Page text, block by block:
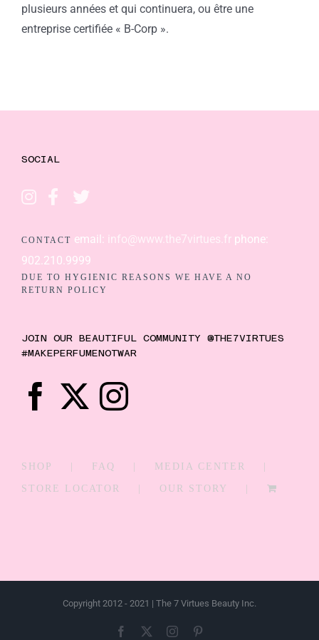
plusieurs années et qui continuera, ou être une
entreprise certifiée « B-Corp ».
SOCIAL
CONTACT email: info@www.the7virtues.fr phone:
902.210.9999
DUE TO HYGIENIC REASONS WE HAVE A NO
RETURN POLICY
JOIN OUR BEAUTIFUL COMMUNITY @THE7VIRTUES
#MAKEPERFUMENOTWAR
SHOP FAQ MEDIA CENTER
STORE LOCATOR OUR STORY
Copyright 2012 - 2021 | The 7 Virtues Beauty Inc.
Facebook Instagram